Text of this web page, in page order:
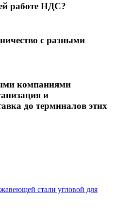
работе НДС?
с разными
компаниями
и
до терминалов этих
стали угловой для